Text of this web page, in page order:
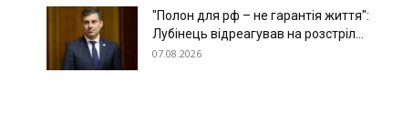
"Полон для рф – не гарантія життя":
Лубінець відреагував на розстріл...
07.08.2026